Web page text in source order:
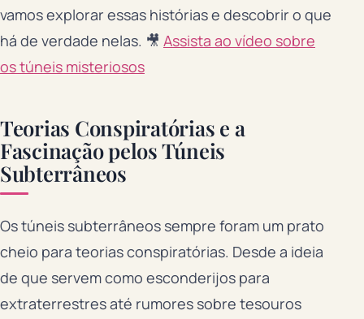
vamos explorar essas histórias e descobrir o que
há de verdade nelas. 🎥 Assista ao vídeo sobre
os túneis misteriosos
Teorias Conspiratórias e a
Fascinação pelos Túneis
Subterrâneos
Os túneis subterrâneos sempre foram um prato
cheio para teorias conspiratórias. Desde a ideia
de que servem como esconderijos para
extraterrestres até rumores sobre tesouros